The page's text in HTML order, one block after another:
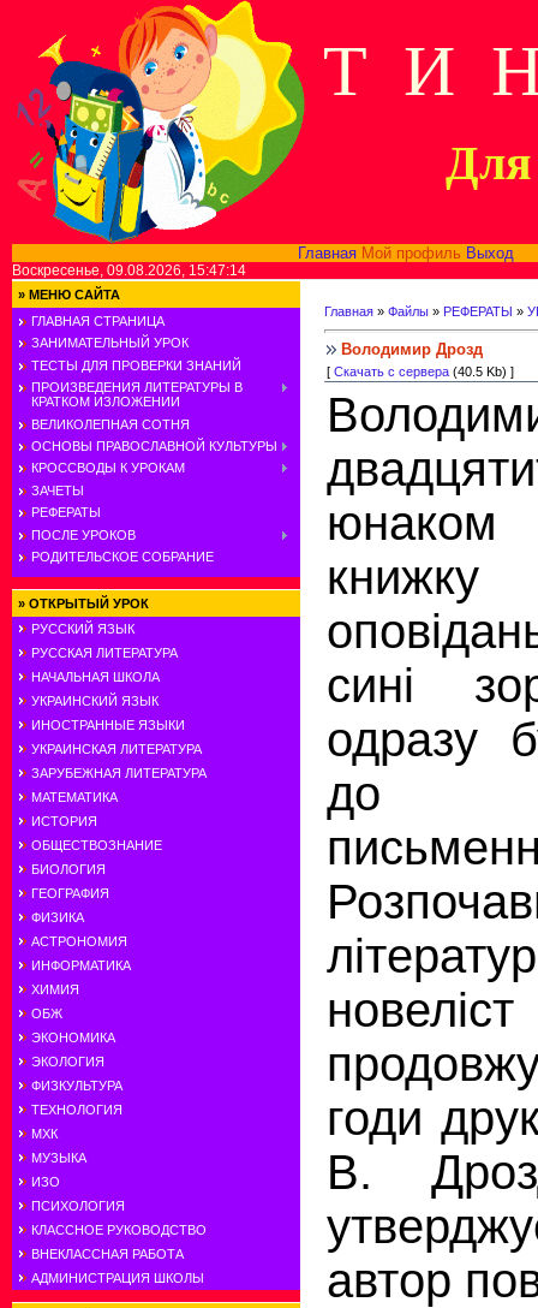
Т И
Для
Главная Мой профиль Выход
Воскресенье, 09.08.2026, 15:47:14
» МЕНЮ САЙТА
ГЛАВНАЯ СТРАНИЦА
ЗАНИМАТЕЛЬНЫЙ УРОК
ТЕСТЫ ДЛЯ ПРОВЕРКИ ЗНАНИЙ
ПРОИЗВЕДЕНИЯ ЛИТЕРАТУРЫ В
КРАТКОМ ИЗЛОЖЕНИИ
ВЕЛИКОЛЕПНАЯ СОТНЯ
ОСНОВЫ ПРАВОСЛАВНОЙ КУЛЬТУРЫ
КРОССВОДЫ К УРОКАМ
ЗАЧЕТЫ
РЕФЕРАТЫ
ПОСЛЕ УРОКОВ
РОДИТЕЛЬСКОЕ СОБРАНИЕ
» ОТКРЫТЫЙ УРОК
РУССКИЙ ЯЗЫК
РУССКАЯ ЛИТЕРАТУРА
НАЧАЛЬНАЯ ШКОЛА
УКРАИНСКИЙ ЯЗЫК
ИНОСТРАННЫЕ ЯЗЫКИ
УКРАИНСКАЯ ЛИТЕРАТУРА
ЗАРУБЕЖНАЯ ЛИТЕРАТУРА
МАТЕМАТИКА
ИСТОРИЯ
ОБЩЕСТВОЗНАНИЕ
БИОЛОГИЯ
ГЕОГРАФИЯ
ФИЗИКА
АСТРОНОМИЯ
ИНФОРМАТИКА
ХИМИЯ
ОБЖ
ЭКОНОМИКА
ЭКОЛОГИЯ
ФИЗКУЛЬТУРА
ТЕХНОЛОГИЯ
МХК
МУЗЫКА
ИЗО
ПСИХОЛОГИЯ
КЛАССНОЕ РУКОВОДСТВО
ВНЕКЛАССНАЯ РАБОТА
АДМИНИСТРАЦИЯ ШКОЛЫ
Главная » Файлы » РЕФЕРАТЫ »
Володимир Дрозд
[ Скачать с сервера (40.5 Kb) ]
юнаком
сині
одразу
до
годи
В.
автор